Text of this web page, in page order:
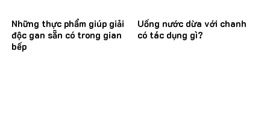
Những thực phẩm giúp giải
độc gan sẵn có trong gian
bếp
Uống nước dừa với chanh
có tác dụng gì?